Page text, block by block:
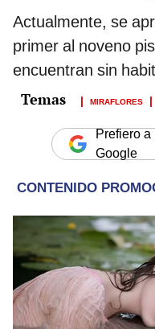
Actualmente, se
primer al noveno
encuentran sin
MIRAFLORES
Prefiero
Google